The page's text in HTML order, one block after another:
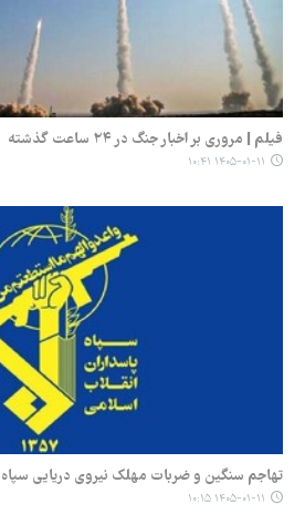
فیلم | مروری بر اخبار جنگ در ۲۴ ساعت گذشته
۱۴۰۵-۰۱-۱۱ ۱۰:۴۱
تهاجم سنگین و ضربات مهلک نیروی دریایی
۱۴۰۵-۰۱-۱۱ ۱۰:۱۵